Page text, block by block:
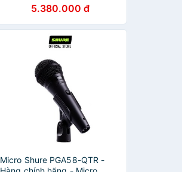
5.380.000 đ
Micro Shure PGA58-QTR -